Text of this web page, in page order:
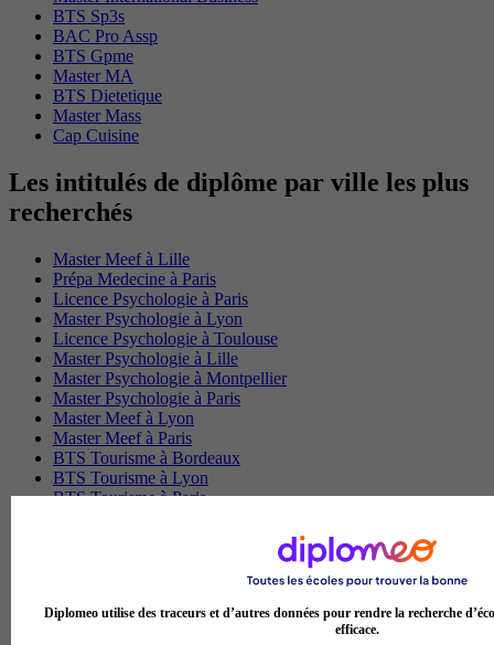
BTS Sp3s
BAC Pro Assp
BTS Gpme
Master MA
BTS Dietetique
Master Mass
Cap Cuisine
Les intitulés de diplôme par ville les plus
recherchés
Master Meef à Lille
Prépa Medecine à Paris
Licence Psychologie à Paris
Master Psychologie à Lyon
Licence Psychologie à Toulouse
Master Psychologie à Lille
Master Psychologie à Montpellier
Master Psychologie à Paris
Master Meef à Lyon
Master Meef à Paris
BTS Tourisme à Bordeaux
BTS Tourisme à Lyon
BTS Tourisme à Paris
BTS Communication à Bordeaux
BTS Communication à Lyon
Diplomeo utilise des traceurs et d’autres données pour rendre la recherche
efficace.